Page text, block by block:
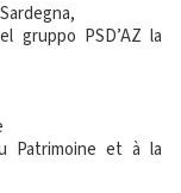
gruppo PSD’AZ la
Patrimoine et à la